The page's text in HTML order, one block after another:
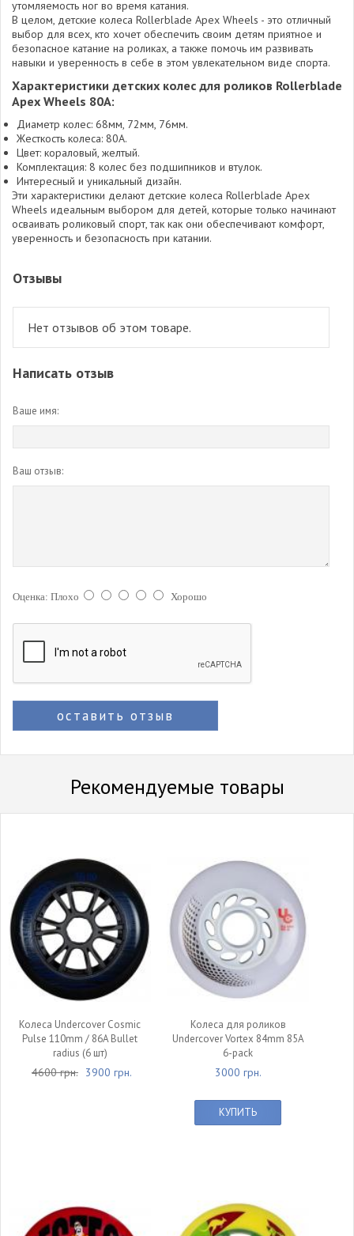
утомляемость ног во время катания.
В целом, детские колеса Rollerblade Apex Wheels - это отличный
выбор для всех, кто хочет обеспечить своим детям приятное и
безопасное катание на роликах, а также помочь им развивать
навыки и уверенность в себе в этом увлекательном виде спорта.
Характеристики детских колес для роликов Rollerblade
Apex Wheels 80A:
Диаметр колес: 68мм, 72мм, 76мм.
Жесткость колеса: 80A.
Цвет: кораловый, желтый.
Комплектация: 8 колес без подшипников и втулок.
Интересный и уникальный дизайн.
Эти характеристики делают детские колеса Rollerblade Apex
Wheels идеальным выбором для детей, которые только начинают
осваивать роликовый спорт, так как они обеспечивают комфорт,
уверенность и безопасность при катании.
Отзывы
Нет отзывов об этом товаре.
Написать отзыв
Ваше имя:
Ваш отзыв:
Оценка: Плохо Хорошо
оставить отзыв
Рекомендуемые товары
Колеса Undercover Cosmic
Pulse 110mm / 86A Bullet
radius (6 шт)
4600 грн. 3900 грн.
Колеса для роликов
Undercover Vortex 84mm 85A
6-pack
3000 грн.
КУПИТЬ